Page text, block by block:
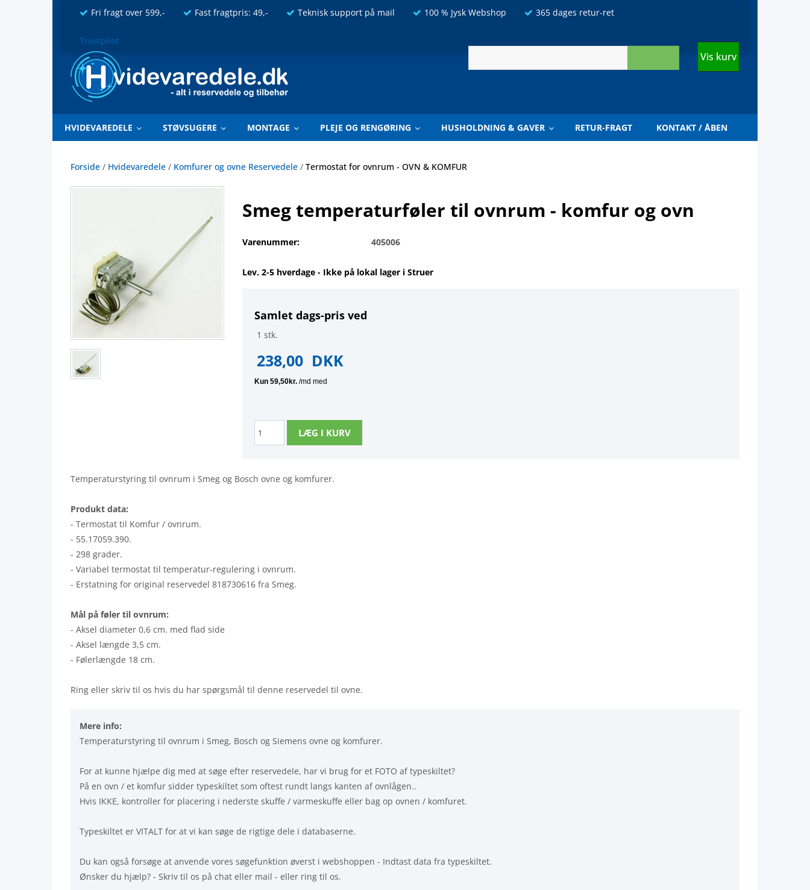
Fri fragt over 599,- Fast fragtpris: 49,- Teknisk support på mail 100 % Jysk Webshop 365 dages retur-ret
Trustpilot
Vis kurv
HVIDEVAREDELE STØVSUGERE MONTAGE PLEJE OG RENGØRING HUSHOLDNING & GAVER RETUR-FRAGT KONTAKT / ÅBEN
Forside / Hvidevaredele / Komfurer og ovne Reservedele / Termostat for ovnrum - OVN & KOMFUR
Smeg temperaturføler til ovnrum - komfur og ovn
Varenummer: 405006
Lev. 2-5 hverdage - Ikke på lokal lager i Struer
Samlet dags-pris ved
1 stk.
238,00 DKK
Temperaturstyring til ovnrum i Smeg og Bosch ovne og komfurer.
Produkt data:
- Termostat til Komfur / ovnrum.
- 55.17059.390.
- 298 grader.
- Variabel termostat til temperatur-regulering i ovnrum.
- Erstatning for original reservedel 818730616 fra Smeg.
Mål på føler til ovnrum:
- Aksel diameter 0,6 cm. med flad side
- Aksel længde 3,5 cm.
- Følerlængde 18 cm.
Ring eller skriv til os hvis du har spørgsmål til denne reservedel til ovne.
Mere info:
Temperaturstyring til ovnrum i Smeg, Bosch og Siemens ovne og komfurer.
For at kunne hjælpe dig med at søge efter reservedele, har vi brug for et FOTO af typeskiltet?
På en ovn / et komfur sidder typeskiltet som oftest rundt langs kanten af ovnlågen..
Hvis IKKE, kontroller for placering i nederste skuffe / varmeskuffe eller bag op ovnen / komfuret.
Typeskiltet er VITALT for at vi kan søge de rigtige dele i databaserne.
Du kan også forsøge at anvende vores søgefunktion øverst i webshoppen - Indtast data fra typeskiltet.
Ønsker du hjælp? - Skriv til os på chat eller mail - eller ring til os.